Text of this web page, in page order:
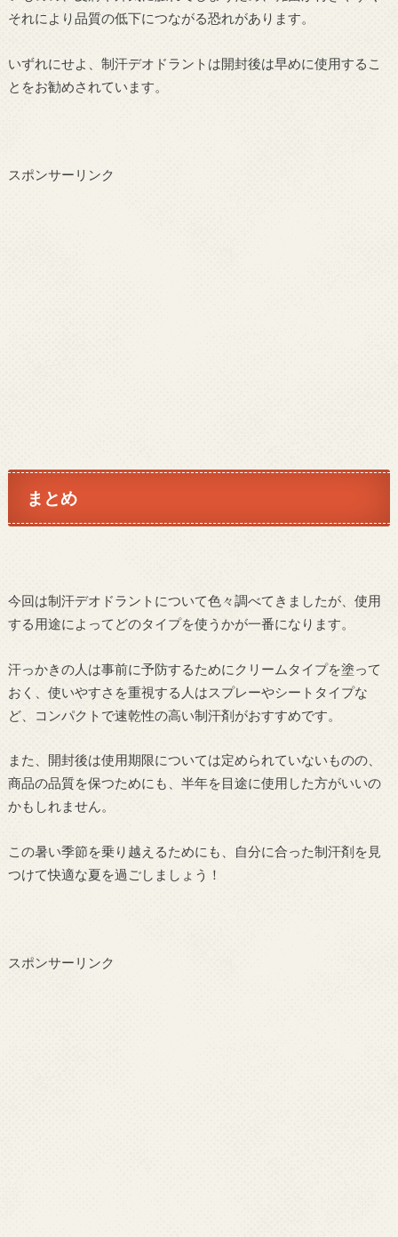
それにより品質の低下につながる恐れがあります。
いずれにせよ、制汗デオドラントは開封後は早めに使用するこ
とをお勧めされています。
スポンサーリンク
まとめ
今回は制汗デオドラントについて色々調べてきましたが、使用
する用途によってどのタイプを使うかが一番になります。
汗っかきの人は事前に予防するためにクリームタイプを塗って
おく、使いやすさを重視する人はスプレーやシートタイプな
ど、コンパクトで速乾性の高い制汗剤がおすすめです。
また、開封後は使用期限については定められていないものの、
商品の品質を保つためにも、半年を目途に使用した方がいいの
かもしれません。
この暑い季節を乗り越えるためにも、自分に合った制汗剤を見
つけて快適な夏を過ごしましょう！
スポンサーリンク